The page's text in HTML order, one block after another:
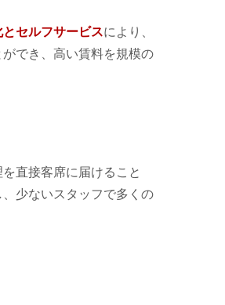
とセルフサービスにより、
でき、高い賃料を規模の
直接客席に届けること
少ないスタッフで多くの